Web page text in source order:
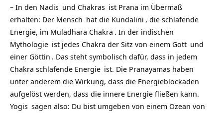
– In den Nadis und Chakras ist Prana im Übermaß
erhalten: Der Mensch hat die Kundalini , die schlafende
Energie, im Muladhara Chakra . In der indischen
Mythologie ist jedes Chakra der Sitz von einem Gott und
einer Göttin . Das steht symbolisch dafür, dass in jedem
Chakra schlafende Energie ist. Die Pranayamas haben
unter anderem die Wirkung, dass die Energieblockaden
aufgelöst werden, dass die innere Energie fließen kann.
Yogis sagen also: Du bist umgeben von einem Ozean von